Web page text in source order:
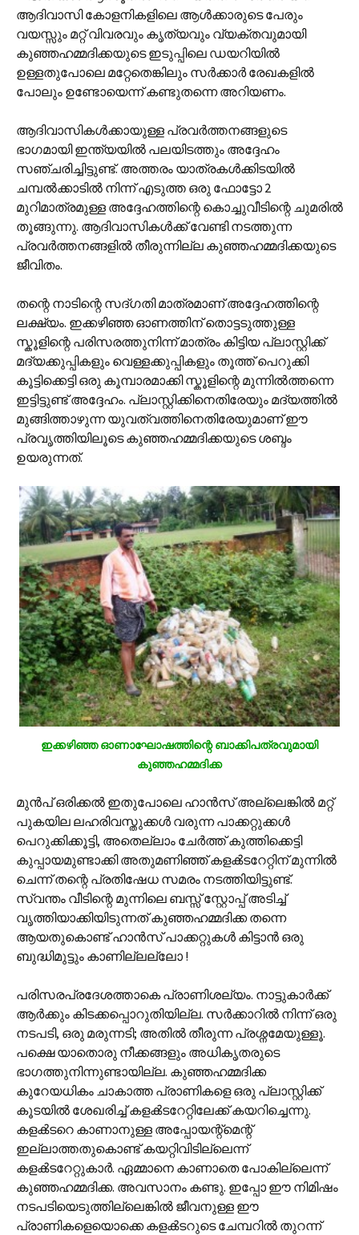
ആദിവാസി കോളനികളിലെ ആള്‍ക്കാരുടെ പേരും
വയസ്സും മറ്റ് വിവരവും കൃത്യവും വ്യക്തവുമായി
കുഞ്ഞഹമ്മദിക്കയുടെ ഇടുപ്പിലെ ഡയറിയില്‍
ഉള്ളതുപോലെ മറ്റേതെങ്കിലും സര്‍ക്കാര്‍ രേഖകളില്‍
പോലും ഉണ്ടോയെന്ന് കണ്ടുതന്നെ അറിയണം.
ആദിവാസികള്‍ക്കായുള്ള പ്രവര്‍ത്തനങ്ങളുടെ
ഭാഗമായി ഇന്ത്യയില്‍ പലയിടത്തും അദ്ദേഹം
സഞ്ചരിച്ചിട്ടുണ്ട്. അത്തരം യാത്രകള്‍ക്കിടയില്‍
ചമ്പല്‍ക്കാടില്‍ നിന്ന് എടുത്ത ഒരു ഫോട്ടോ 2
മുറിമാത്രമുള്ള അദ്ദേഹത്തിന്റെ കൊച്ചുവീടിന്റെ ചുമരില്‍
തൂങ്ങുന്നു. ആദിവാസികള്‍ക്ക് വേണ്ടി നടത്തുന്ന
പ്രവര്‍ത്തനങ്ങളില്‍ തീരുന്നില്ല കുഞ്ഞഹമ്മദിക്കയുടെ
ജീവിതം.
തന്റെ നാടിന്റെ സദ്‌ഗതി മാത്രമാണ് അദ്ദേഹത്തിന്റെ
ലക്ഷ്യം. ഇക്കഴിഞ്ഞ ഓണത്തിന് തൊട്ടടുത്തുള്ള
സ്കൂളിന്റെ പരിസരത്തുനിന്ന് മാത്രം കിട്ടിയ പ്ലാസ്റ്റിക്ക്
മദ്യക്കുപ്പികളും വെള്ളക്കുപ്പികളും തൂത്ത് പെറുക്കി
കൂട്ടിക്കെട്ടി ഒരു കൂമ്പാരമാക്കി സ്കൂളിന്റെ മുന്നില്‍ത്തന്നെ
ഇട്ടിട്ടുണ്ട് അദ്ദേഹം. പ്ലാസ്റ്റിക്കിനെതിരേയും മദ്യത്തില്‍
മുങ്ങിത്താഴുന്ന യുവത്വത്തിനെതിരേയുമാണ് ഈ
പ്രവൃത്തിയിലൂടെ കുഞ്ഞഹമ്മദിക്കയുടെ ശബ്ദം
ഉയരുന്നത്.
ഇക്കഴിഞ്ഞ ഓണാഘോഷത്തിന്റെ ബാക്കിപത്രവുമായി
കുഞ്ഞഹമ്മദിക്ക
മുന്‍പ് ഒരിക്കല്‍ ഇതുപോലെ ഹാന്‍സ് അല്ലെങ്കില്‍ മറ്റ്
പുകയില ലഹരിവസ്തുക്കള്‍ വരുന്ന പാക്കറ്റുക്കള്‍
പെറുക്കിക്കൂട്ടി, അതെല്ലാം ചേര്‍ത്ത് കുത്തിക്കെട്ടി
കുപ്പായമുണ്ടാക്കി അതുമണിഞ്ഞ് കളക്‍ടറേറ്റിന് മുന്നില്‍
ചെന്ന് തന്റെ പ്രതിഷേധ സമരം നടത്തിയിട്ടുണ്ട്.
സ്വന്തം വീടിന്റെ മുന്നിലെ ബസ്സ് സ്റ്റോപ്പ് അടിച്ച്
വൃത്തിയാക്കിയിടുന്നത് കുഞ്ഞഹമ്മദിക്ക തന്നെ
ആയതുകൊണ്ട് ഹാന്‍സ് പാക്കറ്റുകള്‍ കിട്ടാന്‍ ഒരു
ബുദ്ധിമുട്ടും കാണില്ലല്ലോ !
പരിസരപ്രദേശത്താകെ പ്രാണിശല്യം. നാട്ടുകാര്‍ക്ക്
ആര്‍ക്കും കിടക്കപ്പൊറുതിയില്ല. സര്‍ക്കാറില്‍ നിന്ന് ഒരു
നടപടി, ഒരു മരുന്നടി; അതില്‍ തീരുന്ന പ്രശ്നമേയുള്ളൂ.
പക്ഷെ യാതൊരു നീക്കങ്ങളും അധികൃതരുടെ
ഭാഗത്തുനിന്നുണ്ടായില്ല. കുഞ്ഞഹമ്മദിക്ക
കുറേയധികം ചാകാത്ത പ്രാണികളെ ഒരു പ്ലാസ്റ്റിക്ക്
കൂടയില്‍ ശേഖരിച്ച് കളക്‍ടറേറ്റിലേക്ക് കയറിച്ചെന്നു.
കളക്‍ടറെ കാണാനുള്ള അപ്പോയന്റ്മെന്റ്
ഇല്ലാത്തതുകൊണ്ട് കയറ്റിവിടില്ലെന്ന്
കളക്‍ടറേറ്റുകാര്‍. ഏമ്മാനെ കാണാതെ പോകില്ലെന്ന്
കുഞ്ഞഹമ്മദിക്ക. അവസാനം കണ്ടു. ഇപ്പോ ഈ നിമിഷം
നടപടിയെടുത്തില്ലെങ്കില്‍ ജീവനുള്ള ഈ
പ്രാണികളെയൊക്കെ കളക്‍ടറുടെ ചേമ്പറില്‍ തുറന്ന്